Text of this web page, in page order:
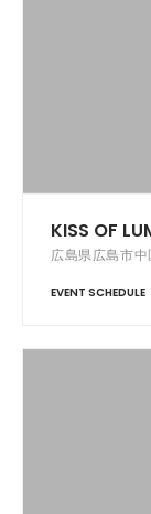
KISS OF
広島県広島市
EVENT SCHEDULE